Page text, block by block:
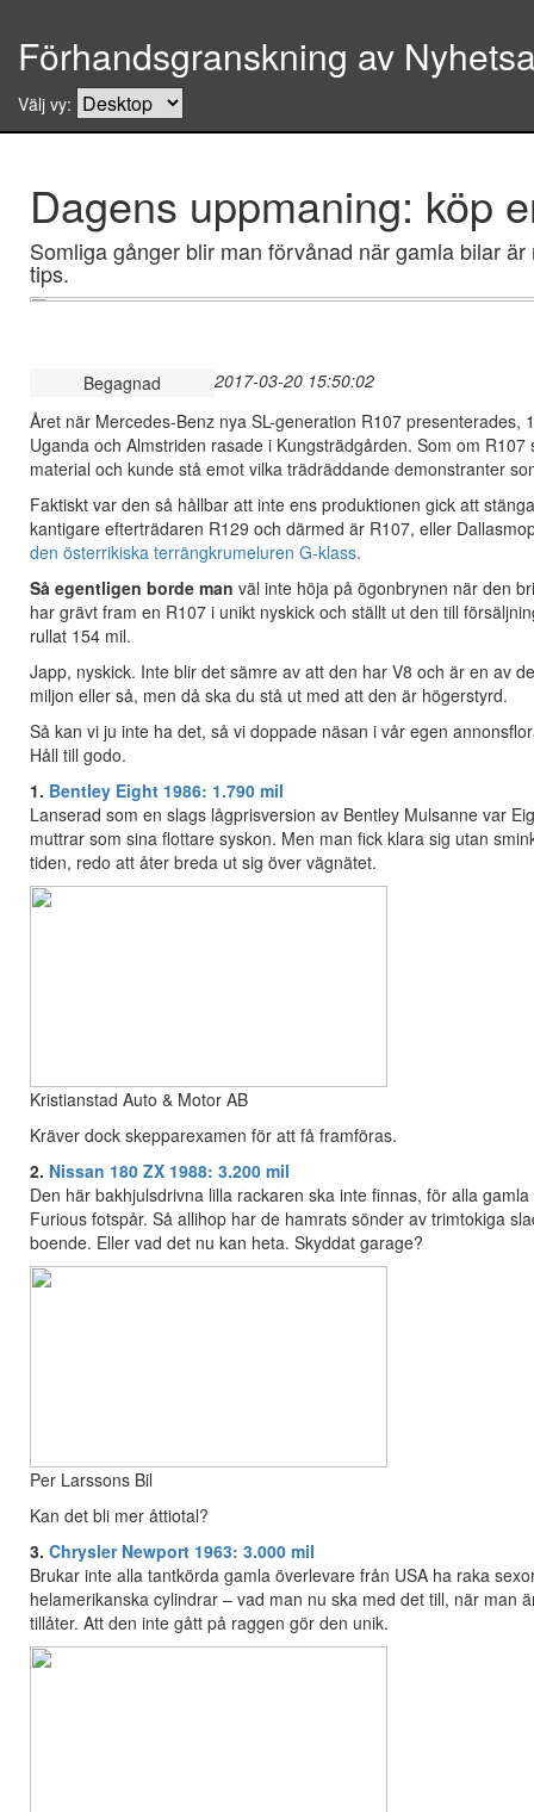
Förhandsgranskning av
Välj vy:
Dagens uppmaning: köp
Somliga gånger blir man förvånad när gamla bilar
tips.
2017-03-20 15:50:02
Begagnad
Året när Mercedes-Benz nya SL-generation R107
Uganda och Almstriden rasade i Kungsträdgården. Som om
material och kunde stå emot vilka trädräddande demonstranter
Faktiskt var den så hållbar att inte ens produktionen gick att
kantigare efterträdaren R129 och därmed är R107, eller
den österrikiska terrängkrumeluren G-klass.
Så egentligen borde man väl inte höja på ögonbrynen när den
har grävt fram en R107 i unikt nyskick och ställt ut den till
rullat 154 mil.
Japp, nyskick. Inte blir det sämre av att den har V8 och är en av
miljon eller så, men då ska du stå ut med att den är högerstyrd.
Så kan vi ju inte ha det, så vi doppade näsan i vår egen
Håll till godo.
1. Bentley Eight 1986: 1.790 mil
Lanserad som en slags lågprisversion av Bentley Mulsanne var
muttrar som sina flottare syskon. Men man fick klara sig utan
tiden, redo att åter breda ut sig över vägnätet.
Kristianstad Auto & Motor AB
Kräver dock skepparexamen för att få framföras.
2. Nissan 180 ZX 1988: 3.200 mil
Den här bakhjulsdrivna lilla rackaren ska inte finnas, för alla
Furious fotspår. Så allihop har de hamrats sönder av trimtokiga
boende. Eller vad det nu kan heta. Skyddat garage?
Per Larssons Bil
Kan det bli mer åttiotal?
3. Chrysler Newport 1963: 3.000 mil
Brukar inte alla tantkörda gamla överlevare från USA ha raka
helamerikanska cylindrar – vad man nu ska med det till, när man
tillåter. Att den inte gått på raggen gör den unik.